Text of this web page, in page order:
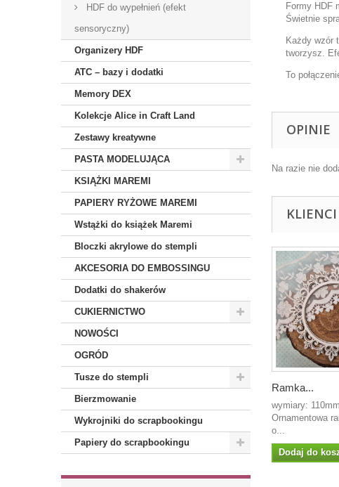
HDF do wypełnień (efekt
sensoryczny)
Organizery HDF
ATC – bazy i dodatki
Memory DEX
Kolekcje Alice in Craft Land
Zestawy kreatywne
PASTA MODELUJĄCA
KSIĄŻKI MAREMI
PAPIERY RYŻOWE MAREMI
Wstążki do książek Maremi
Bloczki akrylowe do stempli
AKCESORIA DO EMBOSSINGU
Dodatki do shakerów
CUKIERNICTWO
NOWOŚCI
OGRÓD
Tusze do stempli
Bierzmowanie
Wykrojniki do scrapbookingu
Papiery do scrapbookingu
Formy HDF
Świetnie
Każdy wzór
tworzysz.
To
OPINIE
Na razie nie
Ramka...
wymiary: 110mm
Ornamentowa
o...
Dodaj do